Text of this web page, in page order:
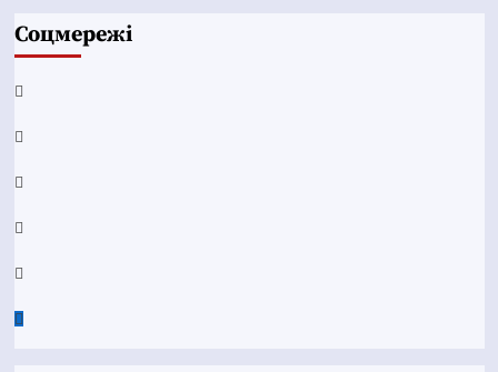
Соцмережі
Facebook
YouTube
Telegram
Instagram
Twitter
Google